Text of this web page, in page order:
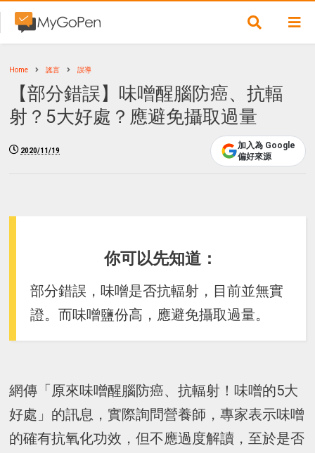
Home 謠言 誤導
【部分錯誤】味噌醒腦防癌、抗輻
射？5大好處？應避免攝取過量
2020/11/19
加入為 Google
偏好來源
你可以先知道：
部分錯誤，味噌是否抗輻射，目前並無實
證。而味噌鹽份高，應避免攝取過量。
網傳「原來味噌醒腦防癌、抗輻射！味噌的5大
好處」的訊息，實際詢問營養師，專家表示味噌
的確有抗氧化功效，但不應過度解讀，至於是否